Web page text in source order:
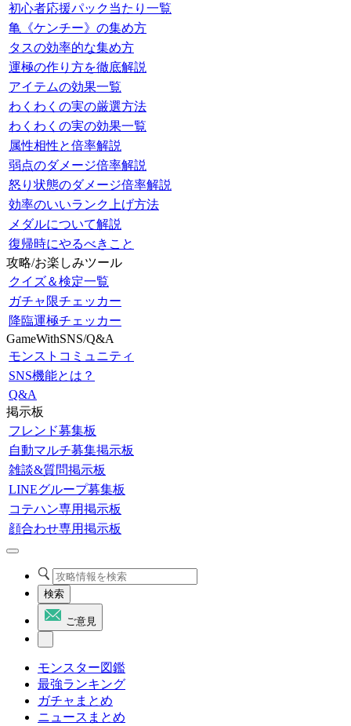
初心者応援パック当たり一覧
亀《ケンチー》の集め方
タスの効率的な集め方
運極の作り方を徹底解説
アイテムの効果一覧
わくわくの実の厳選方法
わくわくの実の効果一覧
属性相性と倍率解説
弱点のダメージ倍率解説
怒り状態のダメージ倍率解説
効率のいいランク上げ方法
メダルについて解説
復帰時にやるべきこと
攻略/お楽しみツール
クイズ＆検定一覧
ガチャ限チェッカー
降臨運極チェッカー
GameWithSNS/Q&A
モンストコミュニティ
SNS機能とは？
Q&A
掲示板
フレンド募集板
自動マルチ募集掲示板
雑談&質問掲示板
LINEグループ募集板
コテハン専用掲示板
顔合わせ専用掲示板
検索
ご意見
モンスター図鑑
最強ランキング
ガチャまとめ
ニュースまとめ